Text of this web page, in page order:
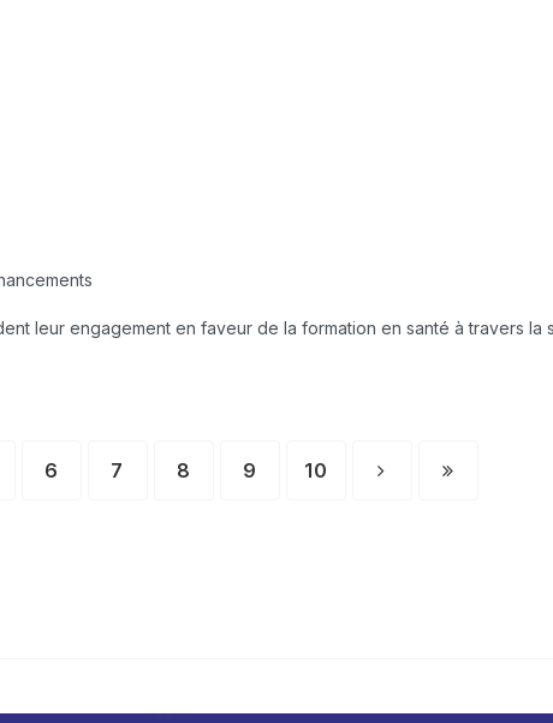
leur engagement en faveur de la formation en santé à travers
6 7 8 9 10